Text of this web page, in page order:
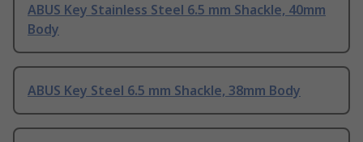
ABUS Key Stainless Steel 6.5 mm Shackle, 40mm
Body
ABUS Key Steel 6.5 mm Shackle, 38mm Body